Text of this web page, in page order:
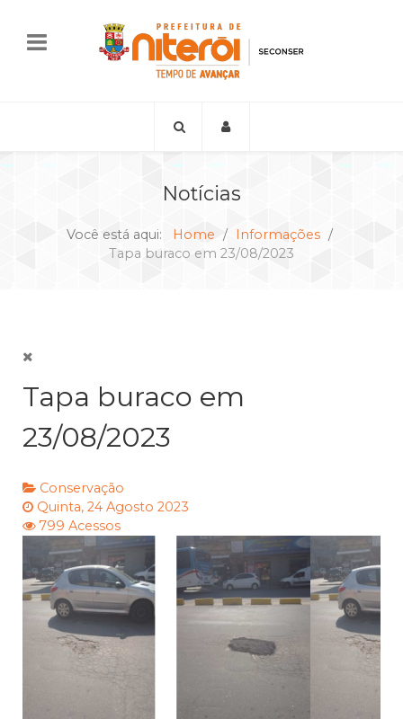
Notícias
Você está aqui: Home
Informações
Tapa buraco em 23/08/2023
Tapa buraco em
23/08/2023
Conservação
Quinta, 24 Agosto 2023
799 Acessos